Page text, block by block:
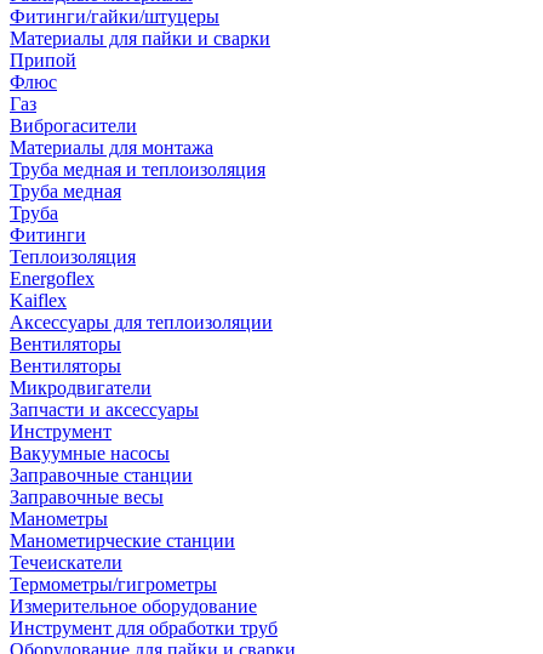
Фитинги/гайки/штуцеры
Материалы для пайки и сварки
Припой
Флюс
Газ
Виброгасители
Материалы для монтажа
Труба медная и теплоизоляция
Труба медная
Труба
Фитинги
Теплоизоляция
Energoflex
Kaiflex
Аксессуары для теплоизоляции
Вентиляторы
Вентиляторы
Микродвигатели
Запчасти и аксессуары
Инструмент
Вакуумные насосы
Заправочные станции
Заправочные весы
Манометры
Манометирческие станции
Течеискатели
Термометры/гигрометры
Измерительное оборудование
Инструмент для обработки труб
Оборудование для пайки и сварки